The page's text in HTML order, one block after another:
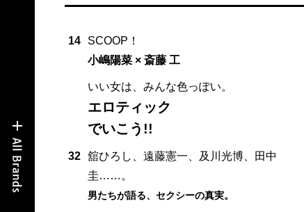
14
SCOOP！
小嶋陽菜 × 斎藤 工
いい女は、みんな色っぽい。
エロティック
でいこう!!
32
舘ひろし、遠藤憲一、及川光博、田中
圭……。
男たちが語る、セクシーの真実。